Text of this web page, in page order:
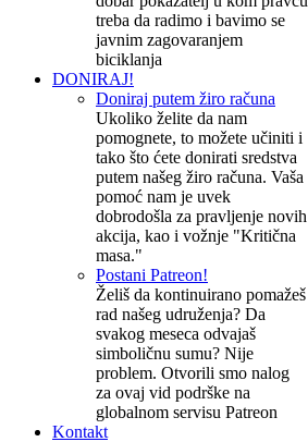
treba da radimo i bavimo se
javnim zagovaranjem
biciklanja
DONIRAJ!
Doniraj putem žiro računa
Ukoliko želite da nam
pomognete, to možete učiniti i
tako što ćete donirati sredstva
putem našeg žiro računa. Vaša
pomoć nam je uvek
dobrodošla za pravljenje novih
akcija, kao i vožnje "Kritična
masa."
Postani Patreon!
Želiš da kontinuirano pomažeš
rad našeg udruženja? Da
svakog meseca odvajaš
simboličnu sumu? Nije
problem. Otvorili smo nalog
za ovaj vid podrške na
globalnom servisu Patreon
Kontakt